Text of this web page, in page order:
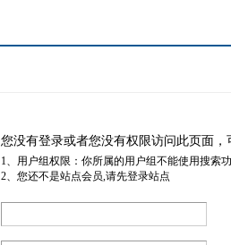
您没有登录或者您没有权限访问此页面
1、用户组权限：你所属的用户组不能使用搜索
2、您还不是站点会员,请先登录站点